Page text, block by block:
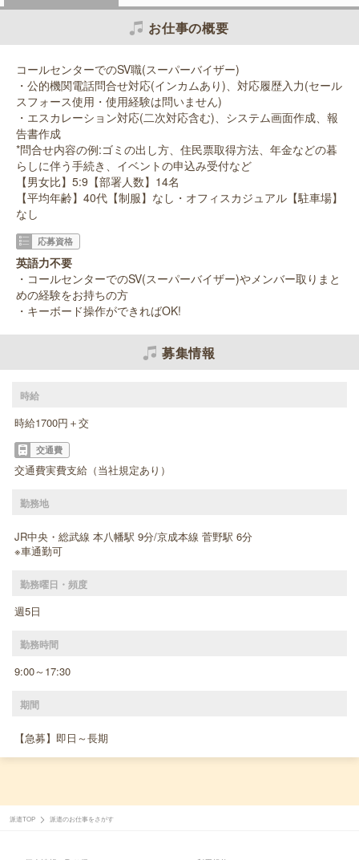
お仕事の概要
コールセンターでのSV職(スーパーバイザー)
・公的機関電話問合せ対応(インカムあり)、対応履歴入力(セール
スフォース使用・使用経験は問いません)
・エスカレーション対応(二次対応含む)、システム画面作成、報
告書作成
*問合せ内容の例:ゴミの出し方、住民票取得方法、年金などの暮
らしに伴う手続き、イベントの申込み受付など
【男女比】5:9【部署人数】14名
【平均年齢】40代【制服】なし・オフィスカジュアル【駐車場】
なし
応募資格
英語力不要
・コールセンターでのSV(スーパーバイザー)やメンバー取りまと
めの経験をお持ちの方
・キーボード操作ができればOK!
募集情報
時給
時給1700円＋交
交通費
交通費実費支給（当社規定あり）
勤務地
JR中央・総武線 本八幡駅 9分/京成本線 菅野駅 6分
※車通勤可
勤務曜日・頻度
週5日
勤務時間
9:00～17:30
期間
【急募】即日～長期
派遣TOP 派遣のお仕事をさがす